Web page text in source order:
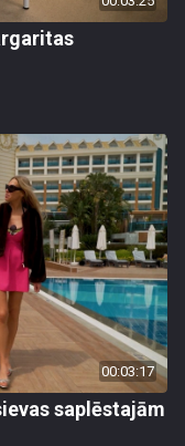
00:03:17
saplēstajām